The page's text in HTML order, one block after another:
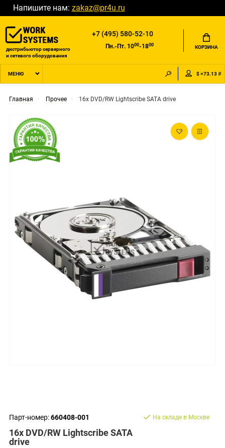
Напишите нам: zakaz@pr4u.ru
дистрибьютор серверного
и сетевого оборудования
+7 (495) 580-52-10
Пн.-Пт. 1000-1800 КОРЗИНА
МЕНЮ $ =73.13 ₽
Главная Прочее 16x DVD/RW Lightscribe SATA drive
Парт-номер:660408-001
16x DVD/RW Lightscribe SATA
drive
На складе в Москве